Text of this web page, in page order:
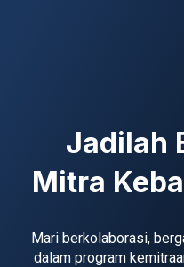
Jadilah
Mitra
Mari berkolaborasi,
dalam program